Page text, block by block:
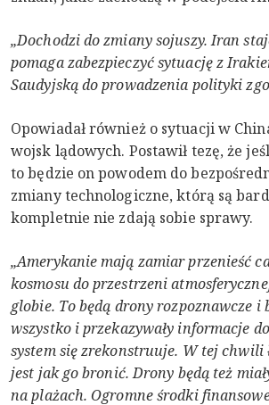
„Dochodzi do zmiany sojuszy. Iran
pomaga zabezpieczyć sytuację z
Saudyjską do prowadzenia polityki
Opowiadał również o sytuacji w
wojsk lądowych. Postawił tezę, że
to będzie on powodem do
zmiany technologiczne, którą są
kompletnie nie zdają sobie sprawy.
„Amerykanie mają zamiar przenieść
kosmosu do przestrzeni
globie. To będą drony rozpoznawcze
wszystko i przekazywały informacje
system się zrekonstruuje. W tej
jest jak go bronić. Drony będą też
na plażach. Ogromne środki